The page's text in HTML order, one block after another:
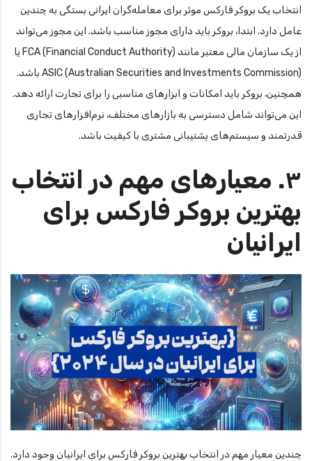
انتخاب یک بروکر فارکس موثر برای معامله‌گران ایرانی بستگی به چندین
عامل دارد. ابتدا، بروکر باید دارای مجوز مناسب باشد. این مجوز می‌تواند
از یک سازمان مالی معتبر مانند FCA (Financial Conduct Authority) یا
ASIC (Australian Securities and Investments Commission) باشد.
همچنین، بروکر باید امکانات و ابزارهای مناسبی را برای تجارت ارائه دهد.
این می‌تواند شامل دسترسی به بازارهای مختلف، نرم‌افزارهای تجاری
قدرتمند و سیستم‌های پشتیبانی مشتری با کیفیت باشد.
۳. معیارهای مهم در انتخاب
بهترین بروکر فارکس برای
ایرانیان
چندین معیار مهم در انتخاب بهترین بروکر فارکس برای ایرانیان وجود دارد.